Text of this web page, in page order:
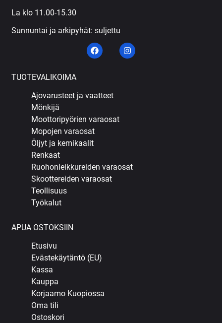
La klo 11.00-15.30
Sunnuntai ja arkipyhät: suljettu
TUOTEVALIKOIMA
Ajovarusteet ja vaatteet
Mönkijä
Moottoripyörien varaosat
Mopojen varaosat
Öljyt ja kemikaalit
Renkaat
Ruohonleikkureiden varaosat
Skoottereiden varaosat
Teollisuus
Työkalut
APUA OSTOKSIIN
Etusivu
Evästekäytäntö (EU)
Kassa
Kauppa
Korjaamo Kuopiossa
Oma tili
Ostoskori